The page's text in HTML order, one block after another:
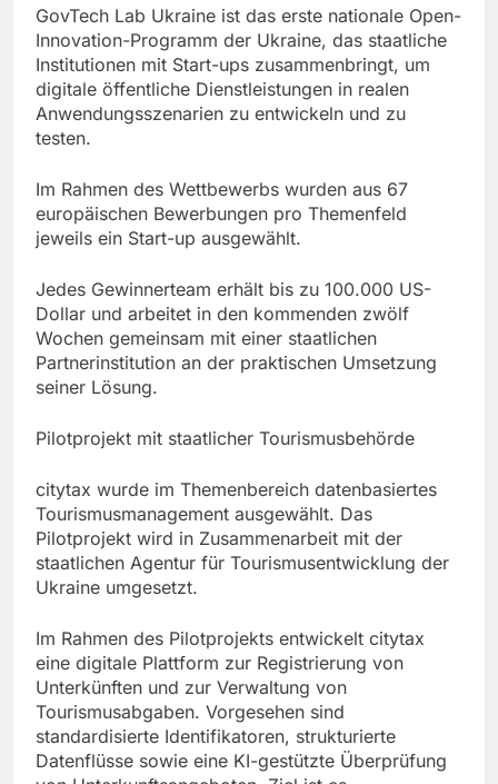
GovTech Lab Ukraine ist das erste nationale Open-
Innovation-Programm der Ukraine, das staatliche
Institutionen mit Start-ups zusammenbringt, um
digitale öffentliche Dienstleistungen in realen
Anwendungsszenarien zu entwickeln und zu
testen.
Im Rahmen des Wettbewerbs wurden aus 67
europäischen Bewerbungen pro Themenfeld
jeweils ein Start-up ausgewählt.
Jedes Gewinnerteam erhält bis zu 100.000 US-
Dollar und arbeitet in den kommenden zwölf
Wochen gemeinsam mit einer staatlichen
Partnerinstitution an der praktischen Umsetzung
seiner Lösung.
Pilotprojekt mit staatlicher Tourismusbehörde
citytax wurde im Themenbereich datenbasiertes
Tourismusmanagement ausgewählt. Das
Pilotprojekt wird in Zusammenarbeit mit der
staatlichen Agentur für Tourismusentwicklung der
Ukraine umgesetzt.
Im Rahmen des Pilotprojekts entwickelt citytax
eine digitale Plattform zur Registrierung von
Unterkünften und zur Verwaltung von
Tourismusabgaben. Vorgesehen sind
standardisierte Identifikatoren, strukturierte
Datenflüsse sowie eine KI-gestützte Überprüfung